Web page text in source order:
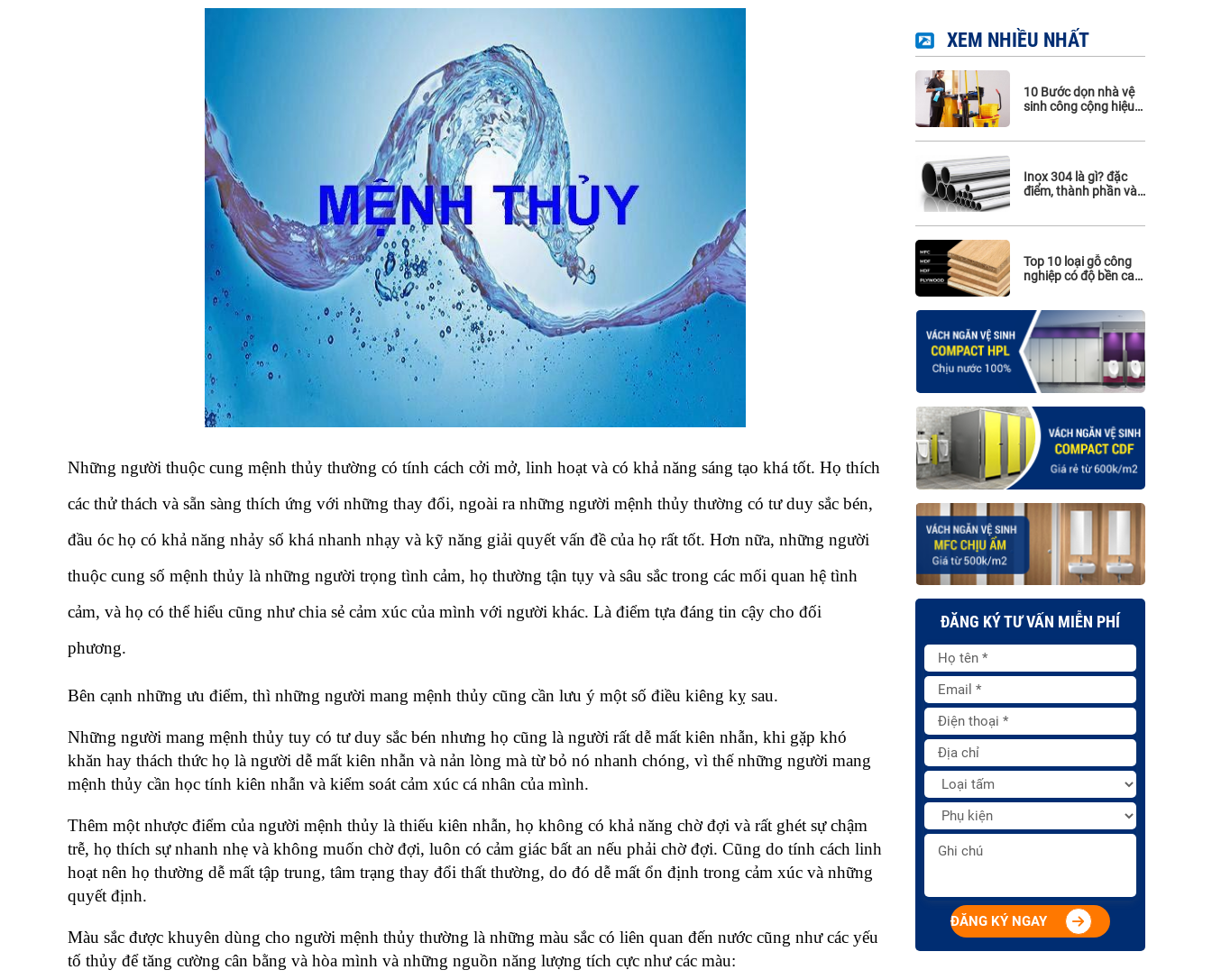
Phụ kiện Maghin
Phụ kiện inox 316
SÀN NÂNG OA
SÀN NÂNG KỸ THUẬT HPL
SÀN NÂNG THÔNG KHÍ
Những người thuộc cung mệnh thủy thường có tính cách cởi mở, linh hoạt và có khả năng sáng tạo khá tốt. Họ thích
các thử thách và sẵn sàng thích ứng với những thay đổi, ngoài ra những người mệnh thủy thường có tư duy sắc bén,
đầu óc họ có khả năng nhảy số khá nhanh nhạy và kỹ năng giải quyết vấn đề của họ rất tốt. Hơn nữa, những người
thuộc cung số mệnh thủy là những người trọng tình cảm, họ thường tận tụy và sâu sắc trong các mối quan hệ tình
cảm, và họ có thể hiểu cũng như chia sẻ cảm xúc của mình với người khác. Là điểm tựa đáng tin cậy cho đối
phương.
Bên cạnh những ưu điểm, thì những người mang mệnh thủy cũng cần lưu ý một số điều kiêng kỵ sau.
Những người mang mệnh thủy tuy có tư duy sắc bén nhưng họ cũng là người rất dễ mất kiên nhẫn, khi gặp khó
khăn hay thách thức họ là người dễ mất kiên nhẫn và nản lòng mà từ bỏ nó nhanh chóng, vì thế những người mang
mệnh thủy cần học tính kiên nhẫn và kiểm soát cảm xúc cá nhân của mình.
Thêm một nhược điểm của người mệnh thủy là thiếu kiên nhẫn, họ không có khả năng chờ đợi và rất ghét sự chậm
trễ, họ thích sự nhanh nhẹ và không muốn chờ đợi, luôn có cảm giác bất an nếu phải chờ đợi. Cũng do tính cách linh
hoạt nên họ thường dễ mất tập trung, tâm trạng thay đổi thất thường, do đó dễ mất ổn định trong cảm xúc và những
quyết định.
Màu sắc được khuyên dùng cho người mệnh thủy thường là những màu sắc có liên quan đến nước cũng như các yếu
tố thủy để tăng cường cân bằng và hòa mình và những nguồn năng lượng tích cực như các màu:
XEM NHIỀU NHẤT
10 Bước dọn nhà vệ
sinh công cộng hiệu
Inox 304 là gì? đặc
điểm, thành phần và
Top 10 loại gỗ công
nghiệp có độ bền cao
ĐĂNG KÝ TƯ VẤN MIỄN PHÍ
ĐĂNG KÝ NGAY